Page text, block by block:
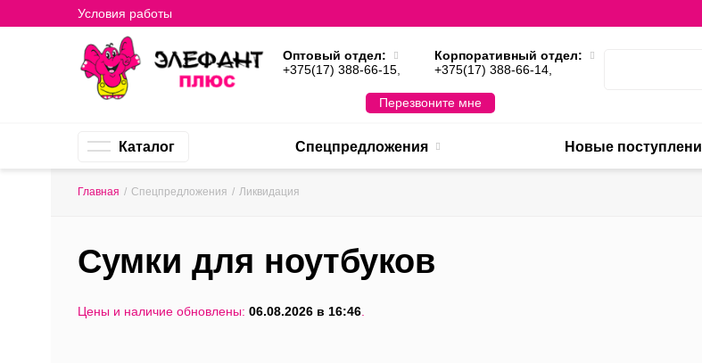
Условия работы
Оптовый отдел:
+375(17) 388-66-15,
Корпоративный отдел:
+375(17) 388-66-14,
Перезвоните мне
Каталог Спецпредложения Новые
Главная / Спецпредложения / Ликвидация
Сумки для ноутбуков
Цены и наличие обновлены: 06.08.2026 в 16:46.